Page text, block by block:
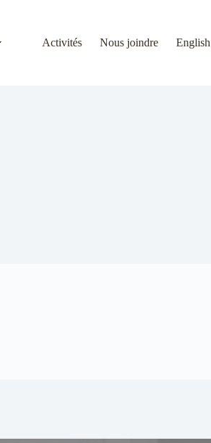
Activités Nous joindre English